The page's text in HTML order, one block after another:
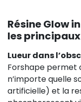
Résine Glow
les
Lueur dans
Forshape permet
n’importe quelle
artificielle) et la